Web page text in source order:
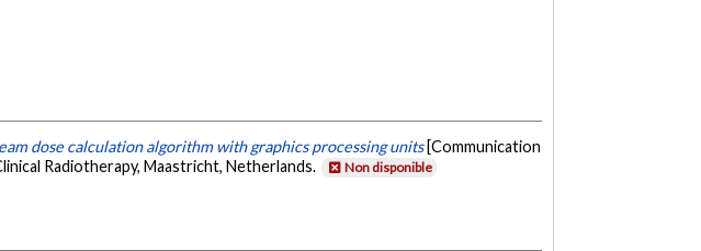
dose calculation algorithm with graphics processing units [Communication
Radiotherapy, Maastricht, Netherlands.
Non disponible